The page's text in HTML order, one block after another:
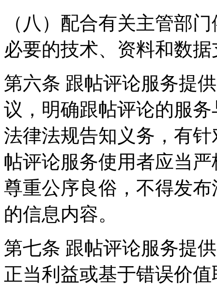
（八）配合有关主管部
必要的技术、资料和数
第六条 跟帖评论服务提
议，明确跟帖评论的服
法律法规告知义务，有
帖评论服务使用者应当
尊重公序良俗，不得发
的信息内容。
第七条 跟帖评论服务提
正当利益或基于错误价